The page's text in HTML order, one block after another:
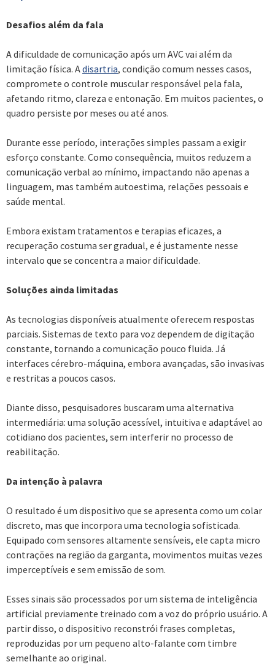
Desafios além da fala
A dificuldade de comunicação após um AVC vai além da
limitação física. Adisartria, condição comum nesses casos,
compromete o controle muscular responsável pela fala,
afetando ritmo, clareza e entonação. Em muitos pacientes, o
quadro persiste por meses ou até anos.
Durante esse período, interações simples passam a exigir
esforço constante. Como consequência, muitos reduzem a
comunicação verbal ao mínimo, impactando não apenas a
linguagem, mas também autoestima, relações pessoais e
saúde mental.
Embora existam tratamentos e terapias eficazes, a
recuperação costuma ser gradual, e é justamente nesse
intervalo que se concentra a maior dificuldade.
Soluções ainda limitadas
As tecnologias disponíveis atualmente oferecem respostas
parciais. Sistemas de texto para voz dependem de digitação
constante, tornando a comunicação pouco fluida. Já
interfaces cérebro-máquina, embora avançadas, são invasivas
e restritas a poucos casos.
Diante disso, pesquisadores buscaram uma alternativa
intermediária: uma solução acessível, intuitiva e adaptável ao
cotidiano dos pacientes, sem interferir no processo de
reabilitação.
Da intenção à palavra
O resultado é um dispositivo que se apresenta como um colar
discreto, mas que incorpora uma tecnologia sofisticada.
Equipado com sensores altamente sensíveis, ele capta micro
contrações na região da garganta, movimentos muitas vezes
imperceptíveis e sem emissão de som.
Esses sinais são processados por um sistema de inteligência
artificial previamente treinado com a voz do próprio usuário. A
partir disso, o dispositivo reconstrói frases completas,
reproduzidas por um pequeno alto-falante com timbre
semelhante ao original.